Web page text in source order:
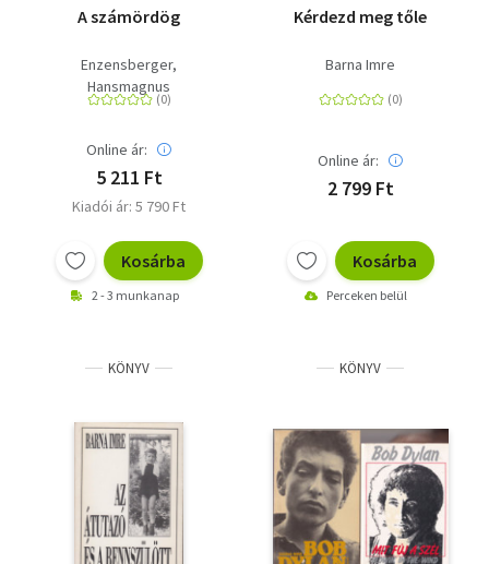
A számördög
Enzensberger,
Hansmagnus
Online ár:
5 211 Ft
Kiadói ár: 5 790 Ft
Kosárba
2 - 3 munkanap
Kérdezd meg tőle
Barna Imre
Online ár:
2 799 Ft
Kosárba
Perceken belül
KÖNYV KÖNYV